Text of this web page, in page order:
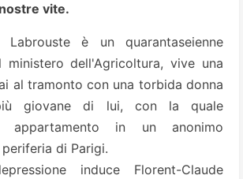
vite.
Labrouste è un quarantaseienne
ministero dell'Agricoltura, vive una
al tramonto con una torbida donna
giovane di lui, con la quale
appartamento in un anonimo
di Parigi.
induce Florent-Claude